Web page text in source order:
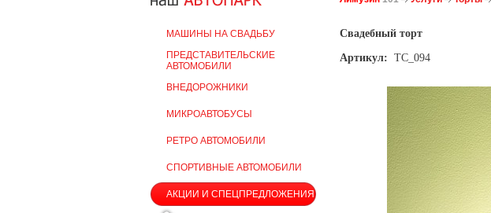
МАШИНЫ НА СВАДЬБУ
ПРЕДСТАВИТЕЛЬСКИЕ
АВТОМОБИЛИ
ВНЕДОРОЖНИКИ
МИКРОАВТОБУСЫ
РЕТРО АВТОМОБИЛИ
СПОРТИВНЫЕ АВТОМОБИЛИ
АКЦИИ И СПЕЦПРЕДЛОЖЕНИЯ
Свадебный торт
Артикул: ТС_094